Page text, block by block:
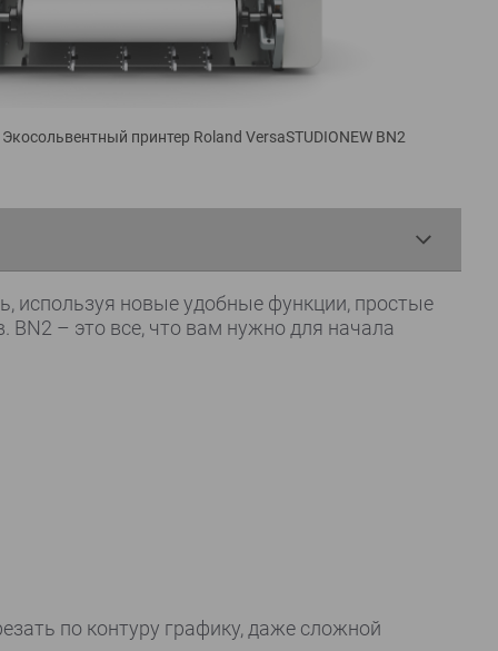
Экосольвентный принтер Roland VersaSTUDIONEW BN2
используя новые удобные функции, простые
– это все, что вам нужно для начала
по контуру графику, даже сложной